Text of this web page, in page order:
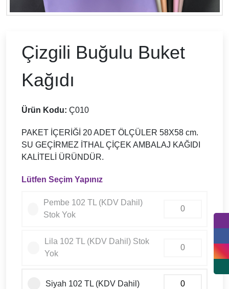
Çizgili Buğulu Buket
Kağıdı
Ürün Kodu: Ç010
PAKET İÇERİĞİ 20 ADET ÖLÇÜLER 58X58 cm.
SU GEÇİRMEZ İTHAL ÇİÇEK AMBALAJ KAĞIDI
KALİTELİ ÜRÜNDÜR.
Lütfen Seçim Yapınız
Pembe 102 TL (KDV Dahil)
Stok Yok
Lila 102 TL (KDV Dahil) Stok
Yok
Siyah 102 TL (KDV Dahil)